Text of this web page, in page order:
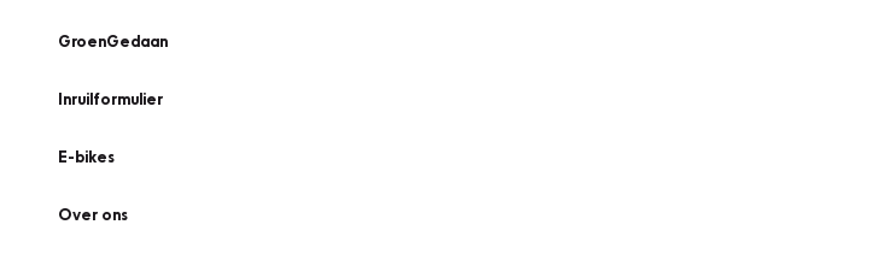
GroenGedaan
Inruilformulier
E-bikes
Over ons